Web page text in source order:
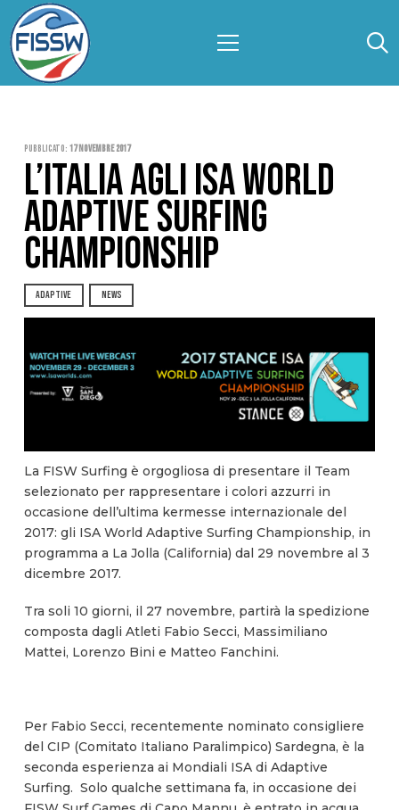
Pubblicato: 17 Novembre 2017
L’ITALIA AGLI ISA WORLD
ADAPTIVE SURFING
CHAMPIONSHIP
ADAPTIVE NEWS
La FISW Surfing è orgogliosa di presentare il Team
selezionato per rappresentare i colori azzurri in
occasione dell’ultima kermesse internazionale del
2017: gli ISA World Adaptive Surfing Championship, in
programma a La Jolla (California) dal 29 novembre al 3
dicembre 2017.
Tra soli 10 giorni, il 27 novembre, partirà la spedizione
composta dagli Atleti Fabio Secci, Massimiliano
Mattei, Lorenzo Bini e Matteo Fanchini.
Per Fabio Secci, recentemente nominato consigliere
del CIP (Comitato Italiano Paralimpico) Sardegna, è la
seconda esperienza ai Mondiali ISA di Adaptive
Surfing. Solo qualche settimana fa, in occasione dei